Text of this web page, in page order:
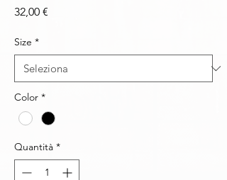
32,00 €
Size *
Color *
Quantità *